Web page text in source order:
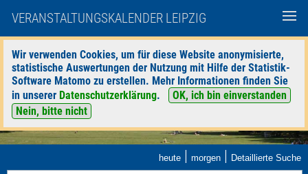
VERANSTALTUNGSKALENDER LEIPZIG
Wir verwenden Cookies, um für diese Website anonymisierte,
statistische Auswertungen der Nutzung mit Hilfe der Statistik-
Software Matomo zu erstellen. Mehr Informationen finden Sie
in unserer Datenschutzerklärung.
OK, ich bin einverstanden
Nein, bitte nicht
heute | morgen | Detaillierte Suche